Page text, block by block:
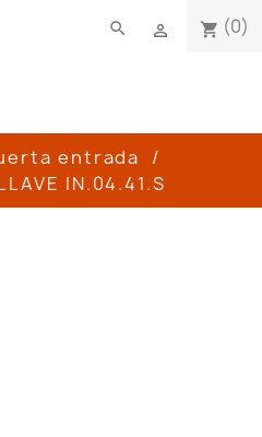
shopping_cart (0)

search
entrada
IN.04.41.S